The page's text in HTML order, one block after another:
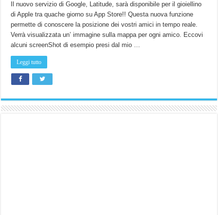
Il nuovo servizio di Google, Latitude, sarà disponibile per il gioiellino
di Apple tra quache giorno su App Store!! Questa nuova funzione
permette di conoscere la posizione dei vostri amici in tempo reale.
Verrà visualizzata un’ immagine sulla mappa per ogni amico. Eccovi
alcuni screenShot di esempio presi dal mio …
Leggi tutto